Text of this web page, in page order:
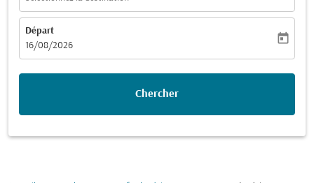
Départ
fc-booking-departure-date-aria-label
16/08/2026
today
Chercher